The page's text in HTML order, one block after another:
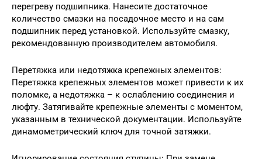
перегреву подшипника. Нанесите достаточное
количество смазки на посадочное место и на сам
подшипник перед установкой. Используйте смазку,
рекомендованную производителем автомобиля.
Перетяжка или недотяжка крепежных элементов:
Перетяжка крепежных элементов может привести к их
поломке, а недотяжка – к ослаблению соединения и
люфту. Затягивайте крепежные элементы с моментом,
указанным в технической документации. Используйте
динамометрический ключ для точной затяжки.